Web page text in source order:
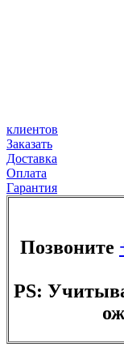
клиентов
Заказать
Доставка
Оплата
Гарантия
Позвоните
PS: